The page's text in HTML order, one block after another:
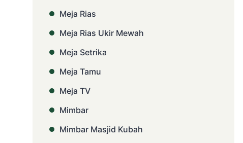
Meja Rias
Meja Rias Ukir Mewah
Meja Setrika
Meja Tamu
Meja TV
Mimbar
Mimbar Masjid Kubah